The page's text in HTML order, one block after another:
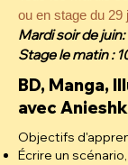
ou en stage du 29
Mardi soir de
Stage le matin :
BD, Manga,
avec
Objectifs
Écrire un